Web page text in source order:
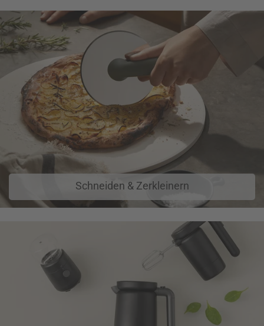
Schneiden & Zerkleinern